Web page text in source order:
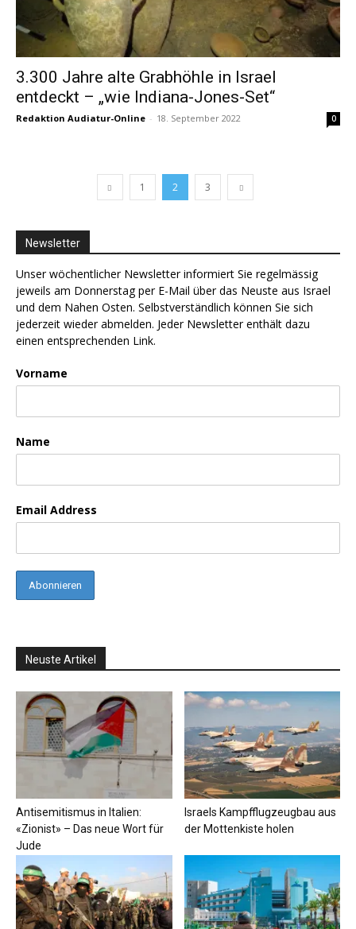
3.300 Jahre alte Grabhöhle in Israel
entdeckt – „wie Indiana-Jones-Set“
Redaktion Audiatur-Online - 18. September 2022 0
1 2 3
Newsletter
Unser wöchentlicher Newsletter informiert Sie regelmässig
jeweils am Donnerstag per E-Mail über das Neuste aus Israel
und dem Nahen Osten. Selbstverständlich können Sie sich
jederzeit wieder abmelden. Jeder Newsletter enthält dazu
einen entsprechenden Link.
Vorname
Name
Email Address
Neuste Artikel
Antisemitismus in Italien:
«Zionist» – Das neue Wort für
Jude
Israels Kampfflugzeugbau aus
der Mottenkiste holen